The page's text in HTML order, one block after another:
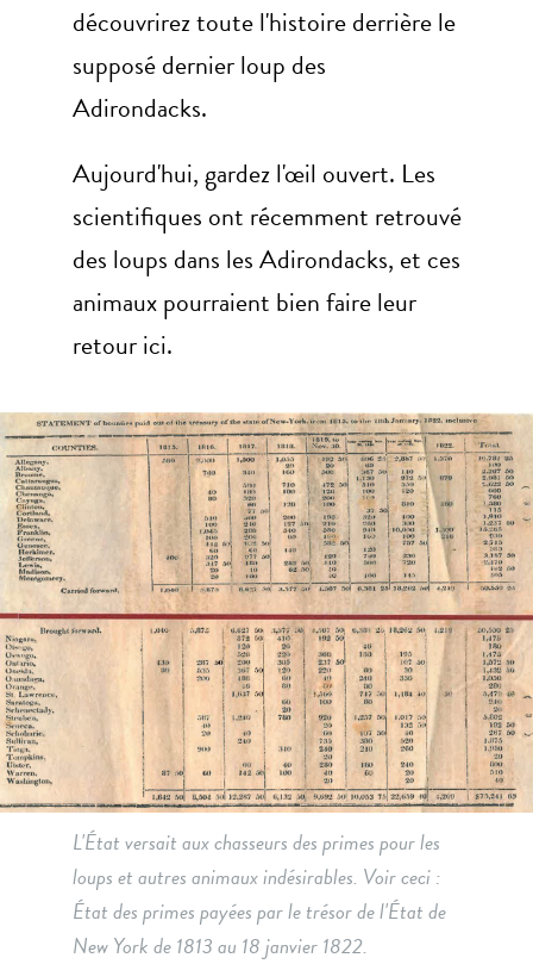
découvrirez toute l'histoire derrière le
supposé dernier loup des
Adirondacks.
Aujourd'hui, gardez l'œil ouvert. Les
scientifiques ont récemment retrouvé
des loups dans les Adirondacks, et ces
animaux pourraient bien faire leur
retour ici.
L'État versait aux chasseurs des primes pour les
loups et autres animaux indésirables. Voir ceci :
État des primes payées par le trésor de l'État de
New York de 1813 au 18 janvier 1822.